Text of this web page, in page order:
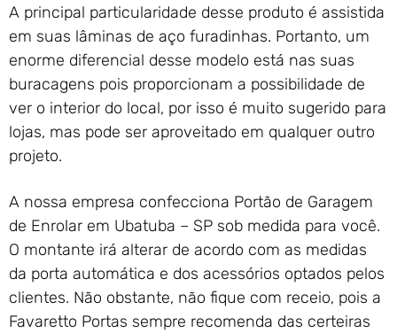
A principal particularidade desse produto é assistida
em suas lâminas de aço furadinhas. Portanto, um
enorme diferencial desse modelo está nas suas
buracagens pois proporcionam a possibilidade de
ver o interior do local, por isso é muito sugerido para
lojas, mas pode ser aproveitado em qualquer outro
projeto.
A nossa empresa confecciona Portão de Garagem
de Enrolar em Ubatuba – SP sob medida para você.
O montante irá alterar de acordo com as medidas
da porta automática e dos acessórios optados pelos
clientes. Não obstante, não fique com receio, pois a
Favaretto Portas sempre recomenda das certeiras